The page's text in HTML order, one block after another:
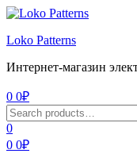
Menu
Loko Patterns
Интернет-магазин
0 0₽
Search
for:
0
0 0₽